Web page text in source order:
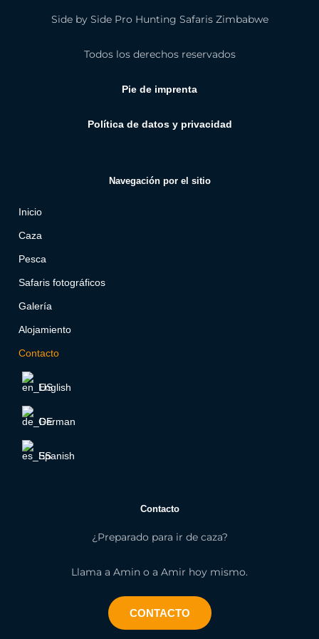
Side by Side Pro Hunting Safaris Zimbabwe
Todos los derechos reservados
Pie de imprenta
Política de datos y privacidad
Navegación por el sitio
Inicio
Caza
Pesca
Safaris fotográficos
Galería
Alojamiento
Contacto
English
German
Spanish
Contacto
¿Preparado para ir de caza?
Llama a Amin o a Amir hoy mismo.
CONTACTO